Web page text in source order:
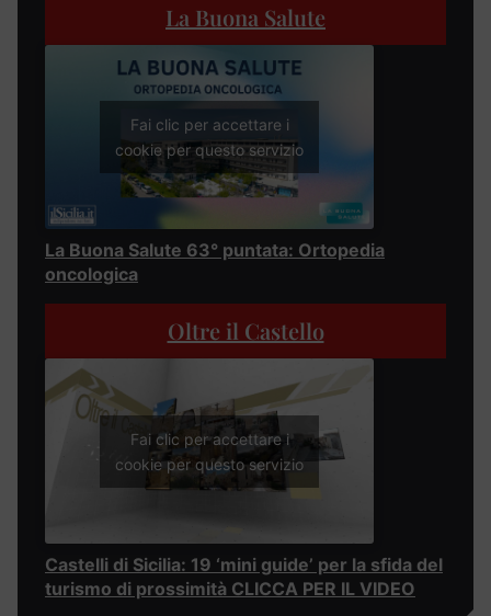
La Buona Salute
Fai clic per accettare i
cookie per questo servizio
La Buona Salute 63° puntata: Ortopedia
oncologica
Oltre il Castello
Fai clic per accettare i
cookie per questo servizio
Castelli di Sicilia: 19 ‘mini guide’ per la sfida del
turismo di prossimità CLICCA PER IL VIDEO